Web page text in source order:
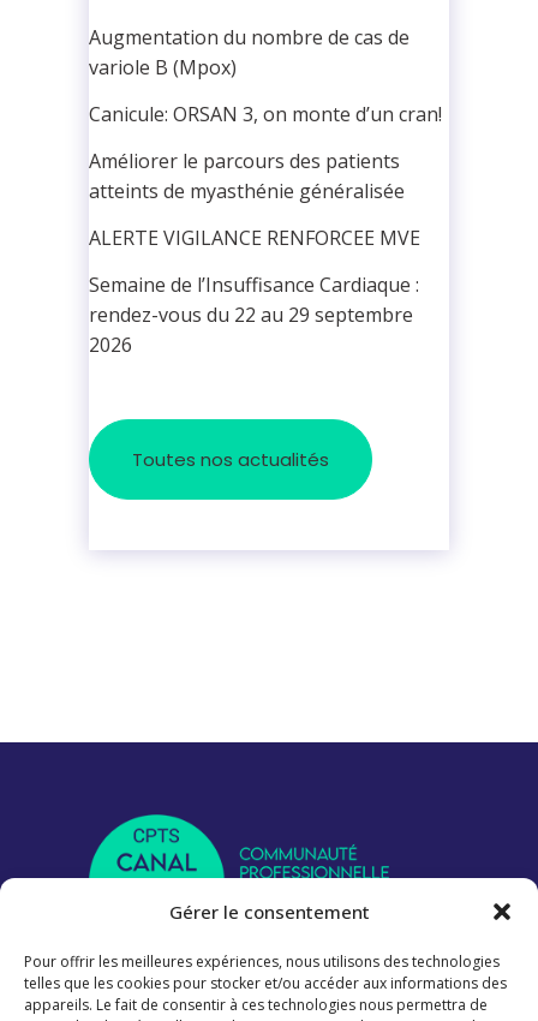
Gérer le consentement
Pour offrir les meilleures expériences, nous utilisons des technologies
telles que les cookies pour stocker et/ou accéder aux informations des
appareils. Le fait de consentir à ces technologies nous permettra de
Augmentation du nombre de cas de
variole B (Mpox)
Canicule: ORSAN 3, on monte d’un cran!
Améliorer le parcours des patients
atteints de myasthénie généralisée
ALERTE VIGILANCE RENFORCEE MVE
Semaine de l’Insuffisance Cardiaque :
rendez-vous du 22 au 29 septembre
2026
Toutes nos actualités
Nous suivre